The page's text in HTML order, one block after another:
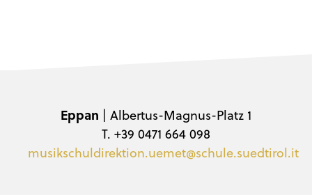
Eppan | Albertus-Magnus-Platz 1
T. +39 0471 664 098
musikschuldirektion.uemet@schule.suedtirol.it